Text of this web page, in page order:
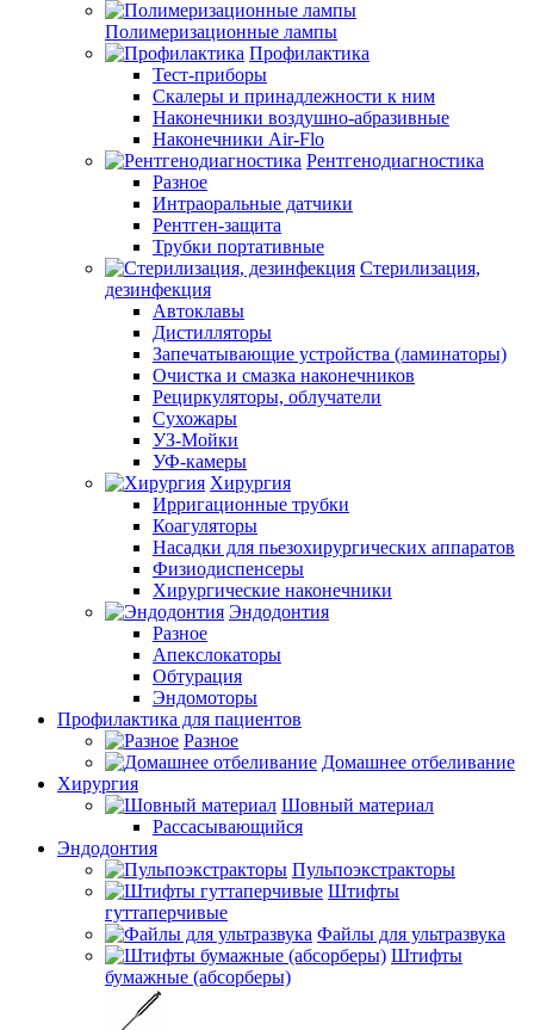
Полимеризационные лампы
Профилактика
Тест-приборы
Скалеры и принадлежности к ним
Наконечники воздушно-абразивные
Наконечники Air-Flo
Рентгенодиагностика
Разное
Интраоральные датчики
Рентген-защита
Трубки портативные
Стерилизация,
дезинфекция
Автоклавы
Дистилляторы
Запечатывающие устройства (ламинаторы)
Очистка и смазка наконечников
Рециркуляторы, облучатели
Сухожары
УЗ-Мойки
УФ-камеры
Хирургия
Ирригационные трубки
Коагуляторы
Насадки для пьезохирургических аппаратов
Физиодиспенсеры
Хирургические наконечники
Эндодонтия
Разное
Апекслокаторы
Обтурация
Эндомоторы
Профилактика для пациентов
Разное
Домашнее отбеливание
Хирургия
Шовный материал
Рассасывающийся
Эндодонтия
Пульпоэкстракторы
Штифты
гуттаперчивые
Файлы для ультразвука
Штифты
бумажные (абсорберы)